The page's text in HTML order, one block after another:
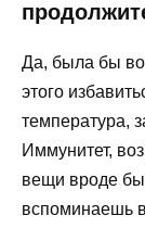
Да, была бы
этого
температура,
Иммунитет,
вещи вроде бы
вспоминаешь